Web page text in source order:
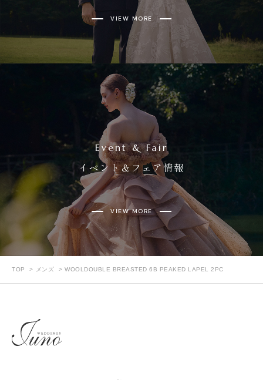
VIEW MORE
Event & Fair
イベント＆フェア情報
VIEW MORE
TOP メンズ WOOLDOUBLE BREASTED 6B PEAKED LAPEL 2PC